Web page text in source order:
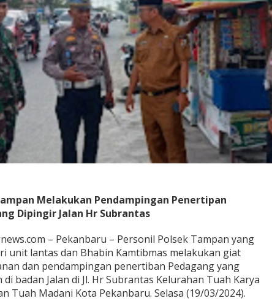
n
P
e
n
e
r
i
p
a
n
P
e
d
a
n
g
i
p
n
g
i
Melakukan Pendampingan Penertipan
Dipingir Jalan Hr Subrantas
– Pekanbaru – Personil Polsek Tampan yang
unit lantas dan Bhabin Kamtibmas melakukan giat
dan pendampingan penertiban Pedagang yang
di badan Jalan di Jl. Hr Subrantas Kelurahan Tuah Karya
Tuah Madani Kota Pekanbaru. Selasa (19/03/2024).